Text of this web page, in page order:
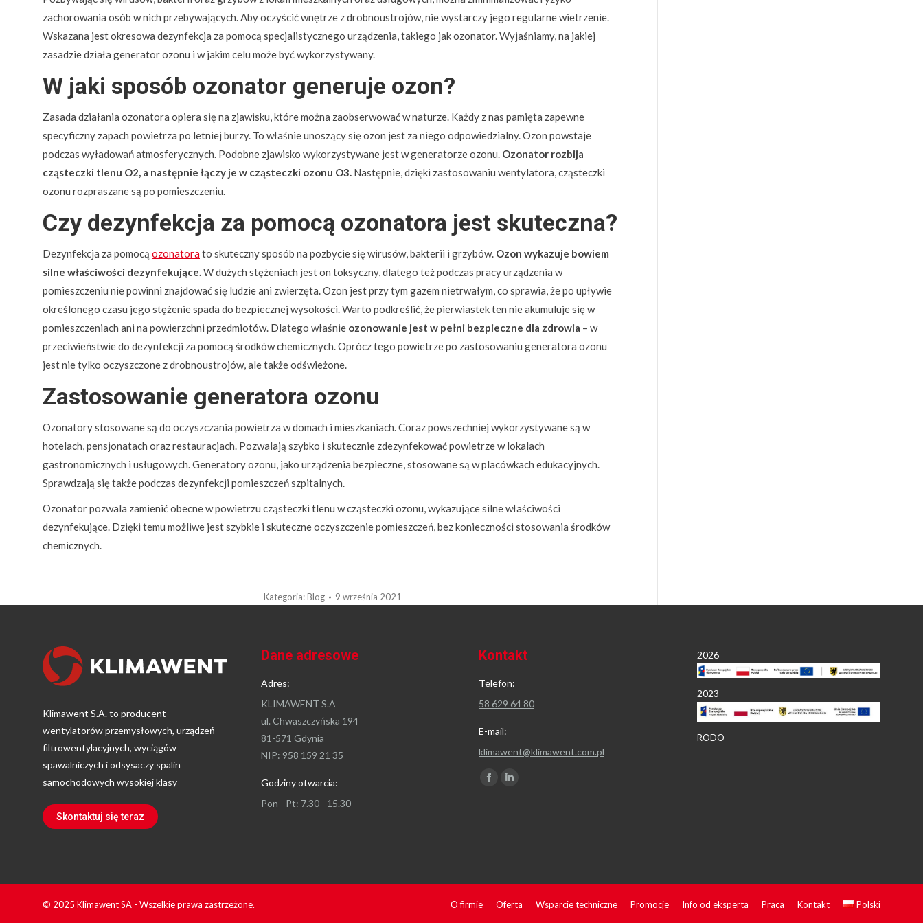
zachorowania osób w nich przebywających. Aby oczyścić wnętrze z drobnoustrojów, nie wystarczy jego regularne wietrzenie.
Wskazana jest okresowa dezynfekcja za pomocą specjalistycznego urządzenia, takiego jak ozonator. Wyjaśniamy, na jakiej
zasadzie działa generator ozonu i w jakim celu może być wykorzystywany.
W jaki sposób ozonator generuje ozon?
Zasada działania ozonatora opiera się na zjawisku, które można zaobserwować w naturze. Każdy z nas pamięta zapewne
specyficzny zapach powietrza po letniej burzy. To właśnie unoszący się ozon jest za niego odpowiedzialny. Ozon powstaje
podczas wyładowań atmosferycznych. Podobne zjawisko wykorzystywane jest w generatorze ozonu. Ozonator rozbija
cząsteczki tlenu O2, a następnie łączy je w cząsteczki ozonu O3. Następnie, dzięki zastosowaniu wentylatora, cząsteczki
ozonu rozpraszane są po pomieszczeniu.
Czy dezynfekcja za pomocą ozonatora jest skuteczna?
Dezynfekcja za pomocą ozonatorato skuteczny sposób na pozbycie się wirusów, bakterii i grzybów. Ozon wykazuje bowiem
silne właściwości dezynfekujące.W dużych stężeniach jest on toksyczny, dlatego też podczas pracy urządzenia w
pomieszczeniu nie powinni znajdować się ludzie ani zwierzęta. Ozon jest przy tym gazem nietrwałym, co sprawia, że po upływie
określonego czasu jego stężenie spada do bezpiecznej wysokości. Warto podkreślić, że pierwiastek ten nie akumuluje się w
pomieszczeniach ani na powierzchni przedmiotów. Dlatego właśnie ozonowanie jest w pełni bezpieczne dla zdrowia – w
przeciwieństwie do dezynfekcji za pomocą środków chemicznych. Oprócz tego powietrze po zastosowaniu generatora ozonu
jest nie tylko oczyszczone z drobnoustrojów, ale także odświeżone.
Zastosowanie generatora ozonu
Ozonatory stosowane są do oczyszczania powietrza w domach i mieszkaniach. Coraz powszechniej wykorzystywane są w
hotelach, pensjonatach oraz restauracjach. Pozwalają szybko i skutecznie zdezynfekować powietrze w lokalach
gastronomicznych i usługowych. Generatory ozonu, jako urządzenia bezpieczne, stosowane są w placówkach edukacyjnych.
Sprawdzają się także podczas dezynfekcji pomieszczeń szpitalnych.
Ozonator pozwala zamienić obecne w powietrzu cząsteczki tlenu w cząsteczki ozonu, wykazujące silne właściwości
dezynfekujące. Dzięki temu możliwe jest szybkie i skuteczne oczyszczenie pomieszczeń, bez konieczności stosowania środków
chemicznych.
Kategoria:Blog 9 września 2021
Klimawent S.A. to producent
wentylatorów przemysłowych, urządzeń
filtrowentylacyjnych, wyciągów
spawalniczych i odsysaczy spalin
samochodowych wysokiej klasy
Skontaktuj się teraz
Dane adresowe
Adres:
KLIMAWENT S.A
ul. Chwaszczyńska 194
81-571 Gdynia
NIP: 958 159 21 35
Godziny otwarcia:
Pon - Pt: 7.30 - 15.30
Kontakt
Telefon:
58 629 64 80
E-mail:
klimawent@klimawent.com.pl
Znajdź nas na:
Facebook
2026
2023
RODO
© 2025 Klimawent SA - Wszelkie prawa zastrzeżone. O firmie Oferta Wsparcie techniczne Promocje Info od eksperta Praca Kontakt Polski